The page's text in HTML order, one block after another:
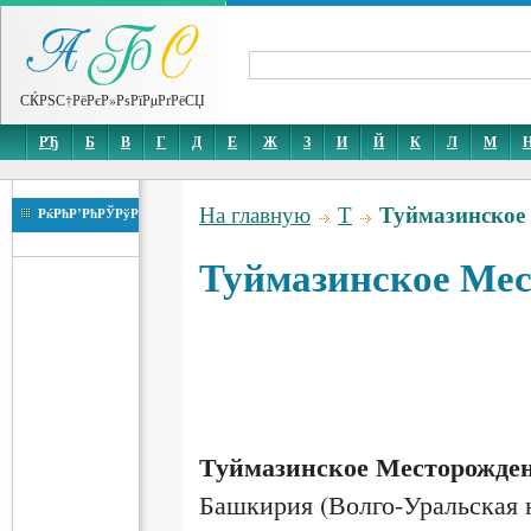
СЌРЅС†РёРєР»РѕРїРµРґРёСЏ
РЂ Б В Г Д Е Ж З И Й К Л М
РќРћР’РћРЎРўР На главную Т
Туймазинское
Туймазинское
Башкирия (Волго-Уральская